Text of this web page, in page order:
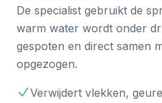
De specialist gebruikt de
warm water wordt onder
gespoten en direct samen
opgezogen.
Verwijdert vlekken,